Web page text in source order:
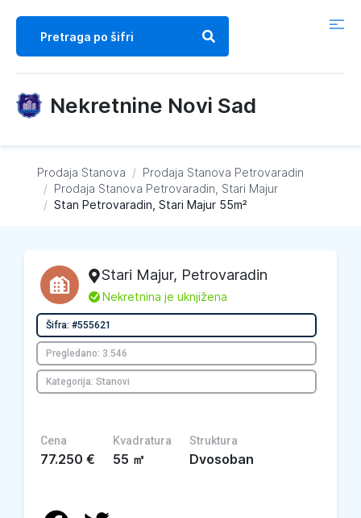
Nekretnine Novi Sad
Prodaja Stanova / Prodaja Stanova Petrovaradin
/ Prodaja Stanova Petrovaradin, Stari Majur
/ Stan Petrovaradin, Stari Majur 55m²
Stari Majur, Petrovaradin
L Nekretnina je uknjižena
Šifra: #555621
Pregledano: 3.546
Kategorija: Stanovi
Cena
77.250 €
Kvadratura
55 ㎡
Struktura
Dvosoban